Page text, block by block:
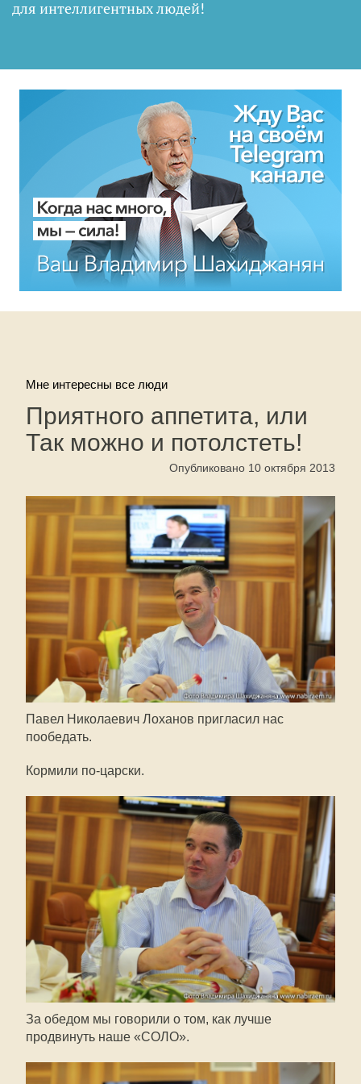
для интеллигентных людей!
Мне интересны все люди
Приятного аппетита, или
Так можно и потолстеть!
Опубликовано 10 октября 2013
Павел Николаевич Лоханов пригласил нас
пообедать.
Кормили по-царски.
За обедом мы говорили о том, как лучше
продвинуть наше «СОЛО».